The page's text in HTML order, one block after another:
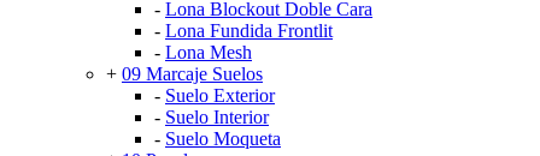
- Lona Blockout Doble Cara
- Lona Fundida Frontlit
- Lona Mesh
+ 09 Marcaje Suelos
- Suelo Exterior
- Suelo Interior
- Suelo Moqueta